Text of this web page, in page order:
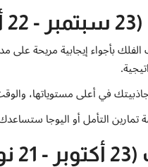
بأجواء إيجابية مريحة على
في أعلى مستوياتها،
تمارين التأمل أو اليوجا